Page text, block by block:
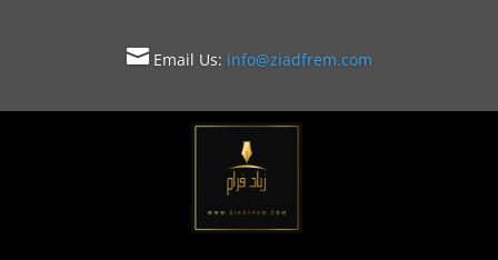
Email Us: info@ziadfrem.com
